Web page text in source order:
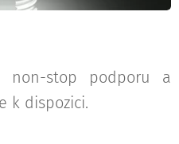
non-stop podporu a
k dispozici.